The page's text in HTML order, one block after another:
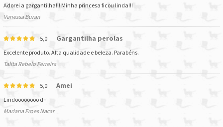
Adorei a gargantilha!!! Minha princesa ficou linda!!!
Vanessa Buran
5,0 Gargantilha perolas
Excelente produto. Alta qualidade e beleza. Parabéns.
Talita Rebelo Ferreira
5,0 Amei
Lindoooooooo d+
Mariana Froes Nacar